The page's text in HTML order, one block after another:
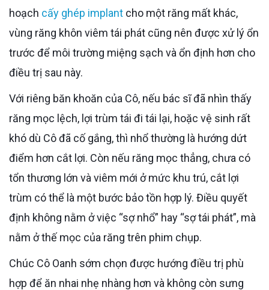
hoạch cấy ghép implant cho một răng mất khác,
vùng răng khôn viêm tái phát cũng nên được xử lý ổn
trước để môi trường miệng sạch và ổn định hơn cho
điều trị sau này.
Với riêng băn khoăn của Cô, nếu bác sĩ đã nhìn thấy
răng mọc lệch, lợi trùm tái đi tái lại, hoặc vệ sinh rất
khó dù Cô đã cố gắng, thì nhổ thường là hướng dứt
điểm hơn cắt lợi. Còn nếu răng mọc thẳng, chưa có
tổn thương lớn và viêm mới ở mức khu trú, cắt lợi
trùm có thể là một bước bảo tồn hợp lý. Điều quyết
định không nằm ở việc “sợ nhổ” hay “sợ tái phát”, mà
nằm ở thế mọc của răng trên phim chụp.
Chúc Cô Oanh sớm chọn được hướng điều trị phù
hợp để ăn nhai nhẹ nhàng hơn và không còn sưng